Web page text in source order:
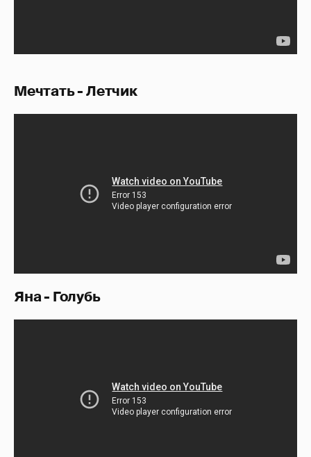
Мечтать - Летчик
Яна - Голубь